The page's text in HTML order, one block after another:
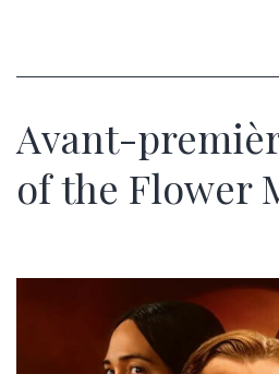
Avant-
of the Flower